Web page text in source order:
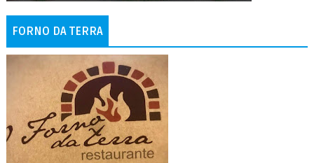
FORNO DA TERRA